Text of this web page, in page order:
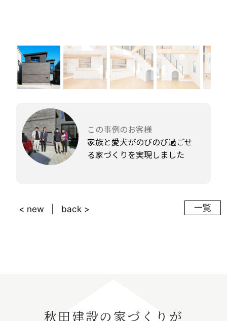
この事例のお客様
家族と愛犬がのびのび過ごせ
る家づくりを実現しました
一覧
< new back >
秋田建設の家づくりが